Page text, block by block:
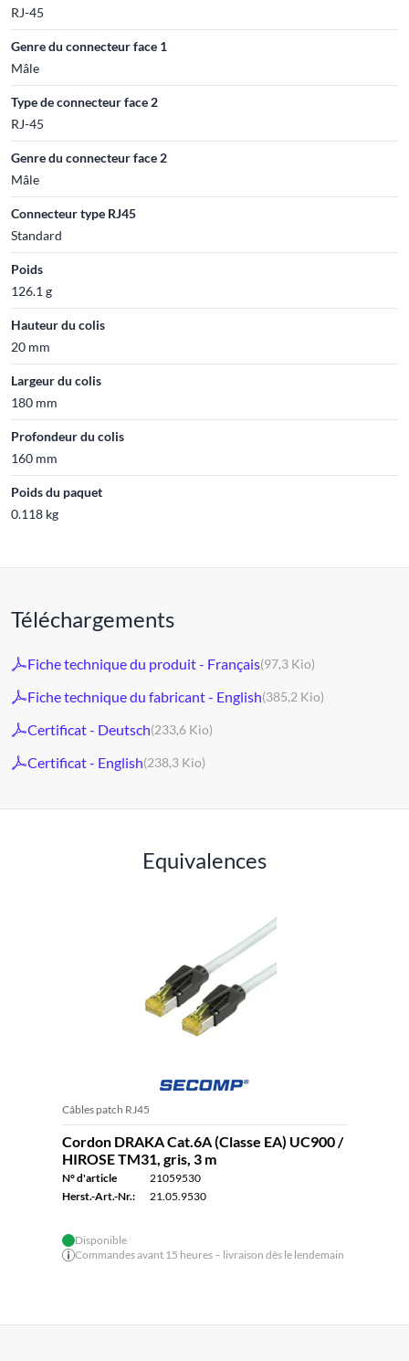
RJ-45
Genre du connecteur face 1
Mâle
Type de connecteur face 2
RJ-45
Genre du connecteur face 2
Mâle
Connecteur type RJ45
Standard
Poids
126.1 g
Hauteur du colis
20 mm
Largeur du colis
180 mm
Profondeur du colis
160 mm
Poids du paquet
0.118 kg
Téléchargements
Fiche technique du produit - Français(97,3 Kio)
Fiche technique du fabricant - English(385,2 Kio)
Certificat - Deutsch(233,6 Kio)
Certificat - English(238,3 Kio)
Equivalences
Câbles patch RJ45
Cordon DRAKA Cat.6A (Classe EA) UC900 /
HIROSE TM31, gris, 3 m
N° d'article
21059530
Herst.-Art.-Nr.:
21.05.9530
Disponible
Commandes avant 15 heures – livraison dès le lendemain